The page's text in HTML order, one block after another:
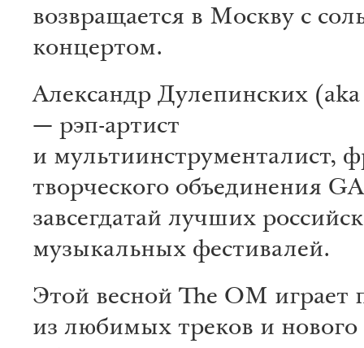
возвращается в Москву с
концертом.
Александр Дулепинских
— рэп-артист
и мультиинструменталист,
творческого объединения
завсегдатай лучших
музыкальных фестивалей.
Этой весной The OM играет
из любимых треков и нового